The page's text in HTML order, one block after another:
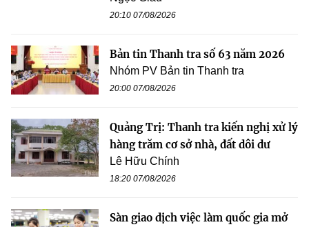
20:10 07/08/2026
Bản tin Thanh tra số 63 năm 2026
Nhóm PV Bản tin Thanh tra
20:00 07/08/2026
Quảng Trị: Thanh tra kiến nghị xử lý
hàng trăm cơ sở nhà, đất dôi dư
Lê Hữu Chính
18:20 07/08/2026
Sàn giao dịch việc làm quốc gia mở